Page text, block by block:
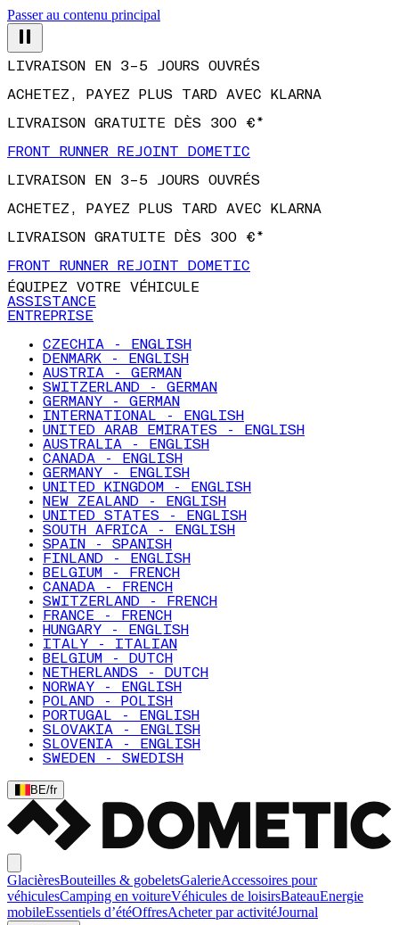
Passer au contenu principal
ACHETEZ, PAYEZ PLUS TARD AVEC KLARNA
LIVRAISON GRATUITE DÈS 300 €*
FRONT RUNNER REJOINT DOMETIC
LIVRAISON EN 3–5 JOURS OUVRÉS
ACHETEZ, PAYEZ PLUS TARD AVEC KLARNA
LIVRAISON GRATUITE DÈS 300 €*
FRONT RUNNER REJOINT DOMETIC
ÉQUIPEZ VOTRE VÉHICULE
ASSISTANCE
ENTREPRISE
CZECHIA - ENGLISH
DENMARK - ENGLISH
AUSTRIA - GERMAN
SWITZERLAND - GERMAN
GERMANY - GERMAN
INTERNATIONAL - ENGLISH
UNITED ARAB EMIRATES - ENGLISH
AUSTRALIA - ENGLISH
CANADA - ENGLISH
GERMANY - ENGLISH
UNITED KINGDOM - ENGLISH
NEW ZEALAND - ENGLISH
UNITED STATES - ENGLISH
SOUTH AFRICA - ENGLISH
SPAIN - SPANISH
FINLAND - ENGLISH
BELGIUM - FRENCH
CANADA - FRENCH
SWITZERLAND - FRENCH
FRANCE - FRENCH
HUNGARY - ENGLISH
ITALY - ITALIAN
BELGIUM - DUTCH
NETHERLANDS - DUTCH
NORWAY - ENGLISH
POLAND - POLISH
PORTUGAL - ENGLISH
SLOVAKIA - ENGLISH
SLOVENIA - ENGLISH
SWEDEN - SWEDISH
BE/fr
GlacièresBouteilles & gobeletsGalerieAccessoires pour
véhiculesCamping en voitureVéhicules de loisirsBateauEnergie
mobileEssentiels d’étéOffresAcheter par activitéJournal